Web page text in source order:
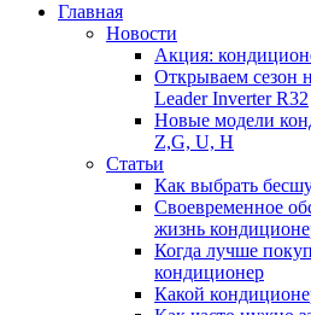
Главная
Новости
Акция:
Открываем сезон
Leader Inverter R32
Новые модели
Z,G, U, Н
Статьи
Как выбрать
Своевременное
жизнь
Когда лучше
кондиционер
Какой